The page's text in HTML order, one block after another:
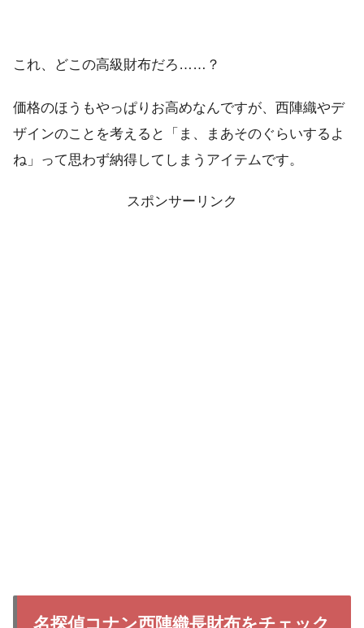
これ、どこの高級財布だろ……？
価格のほうもやっぱりお高めなんですが、西陣織やデ
ザインのことを考えると「ま、まあそのぐらいするよ
ね」って思わず納得してしまうアイテムです。
スポンサーリンク
名探偵コナン西陣織長財布をチェック